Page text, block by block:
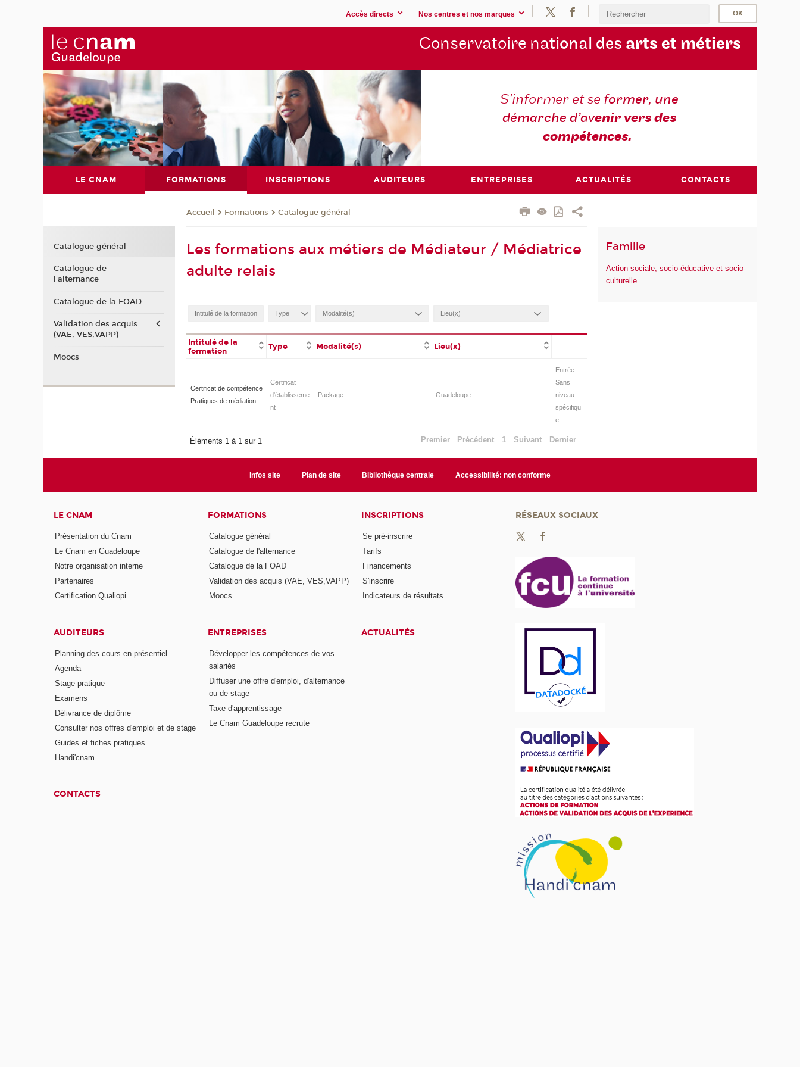
Accès directs Nos centres et nos marques
Conservatoire national des arts et métiers
S’informer et se former, une
démarche d’avenir vers des
compétences.
LE CNAM FORMATIONS INSCRIPTIONS AUDITEURS ENTREPRISES ACTUALITÉS CONTACTS
Accueil Formations Catalogue général
Les formations aux métiers de Médiateur / Médiatrice
adulte relais
Intitulé de la
formation
Type Modalité(s) Lieu(x)
Certificat de compétence
Pratiques de médiation
Certificat
d'établisseme
nt
Package Guadeloupe
Entrée
Sans
niveau
spécifiqu
e
Éléments 1 à 1 sur 1 Premier Précédent 1 Suivant Dernier
Famille
Action sociale, socio-éducative et socio-
culturelle
Catalogue général
Catalogue de
l'alternance
Catalogue de la FOAD
Validation des acquis
(VAE, VES,VAPP)
Moocs
Infos site Plan de site Bibliothèque centrale Accessibilité: non conforme
LE CNAM
Présentation du Cnam
Le Cnam en Guadeloupe
Notre organisation interne
Partenaires
Certification Qualiopi
FORMATIONS
Catalogue général
Catalogue de l'alternance
Catalogue de la FOAD
Validation des acquis (VAE, VES,VAPP)
Moocs
INSCRIPTIONS
Se pré-inscrire
Tarifs
Financements
S'inscrire
Indicateurs de résultats
AUDITEURS
Planning des cours en présentiel
Agenda
Stage pratique
Examens
Délivrance de diplôme
Consulter nos offres d'emploi et de stage
Guides et fiches pratiques
Handi'cnam
ENTREPRISES
Développer les compétences de vos
salariés
Diffuser une offre d'emploi, d'alternance
ou de stage
Taxe d'apprentissage
Le Cnam Guadeloupe recrute
ACTUALITÉS
CONTACTS
RÉSEAUX SOCIAUX